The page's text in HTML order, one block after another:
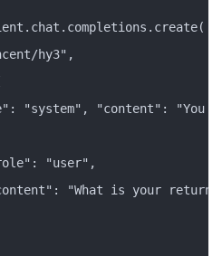
hy3",
"system", "content": "You
"user",
"What is your return